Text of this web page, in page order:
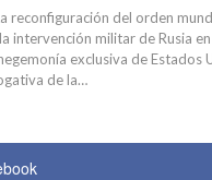
reconfiguración del orden
intervención militar de Rusia
exclusiva de Estados
de la…